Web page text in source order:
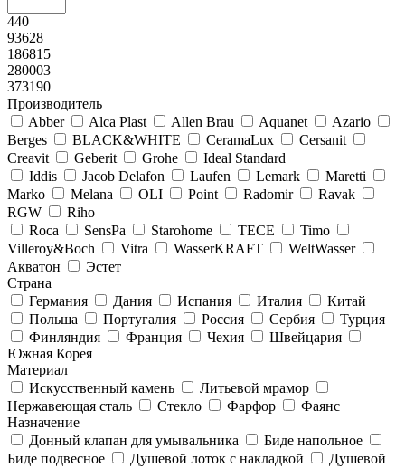
440
93628
186815
280003
373190
Производитель
Abber
Alca Plast Allen Brau Aquanet
Azario
Berges
BLACK&WHITE CeramaLux
Cersanit
Creavit
Geberit Grohe
Ideal Standard
Iddis
Jacob Delafon Laufen Lemark
Maretti
Marko
Melana OLI Point Radomir
Ravak
RGW
Riho
Roca
SensPa Starohome TECE
Timo
Villeroy&Boсh
Vitra WasserKRAFT
WeltWasser
Акватон
Эстет
Страна
Германия
Дания Испания Италия
Китай
Польша
Португалия Россия Сербия
Турция
Финляндия
Франция Чехия
Швейцария
Южная Корея
Материал
Искусственный камень
Литьевой мрамор
Нержавеющая сталь
Стекло Фарфор
Фаянс
Назначение
Донный клапан для умывальника
Биде напольное
Биде подвесное
Душевой лоток с накладкой
Душевой